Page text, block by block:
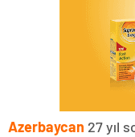
Azerbaycan 27 yıl